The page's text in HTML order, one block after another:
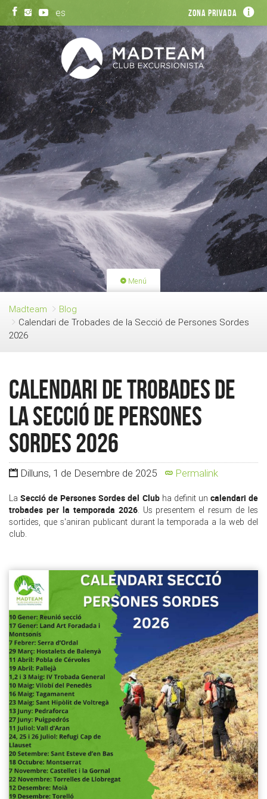
es Zona privada
Menú
PORTADA
LLICÈNCIES RENOVACIÓ QUOTA
Madteam
Blog
Calendari de Trobades de la Secció de Persones Sordes
2026
Calendari de Trobades de
la Secció de Persones
Sordes 2026
Dilluns, 1 de Desembre de 2025 Permalink
LaSecció de Persones Sordes del Club ha definit un calendari de
trobades per la temporada 2026. Us presentem el resum de les
sortides, que s'aniran publicant durant la temporada a la web del
club.